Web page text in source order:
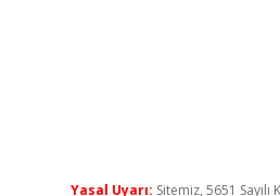
Yasal Uyarı: Sitemiz, 5651